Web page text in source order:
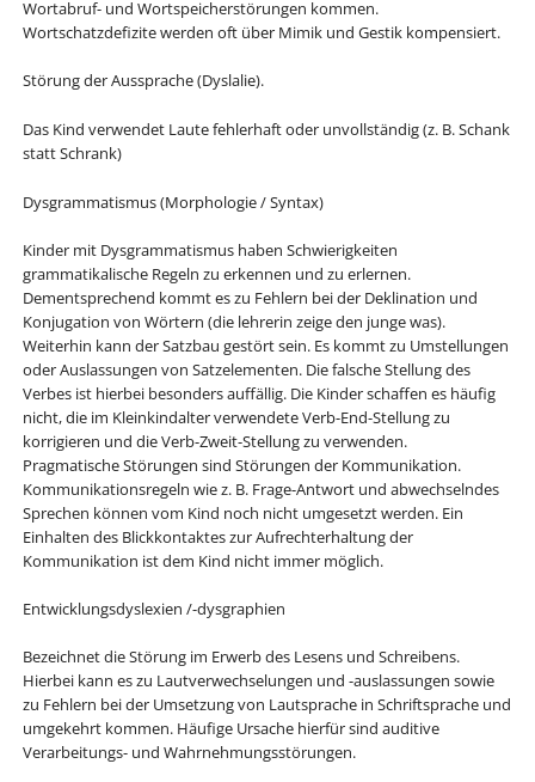
Wortabruf- und Wortspeicherstörungen kommen.
Wortschatzdefizite werden oft über Mimik und Gestik kompensiert.
Störung der Aussprache (Dyslalie).
Das Kind verwendet Laute fehlerhaft oder unvollständig (z. B. Schank
statt Schrank)
Dysgrammatismus (Morphologie / Syntax)
Kinder mit Dysgrammatismus haben Schwierigkeiten
grammatikalische Regeln zu erkennen und zu erlernen.
Dementsprechend kommt es zu Fehlern bei der Deklination und
Konjugation von Wörtern (die lehrerin zeige den junge was).
Weiterhin kann der Satzbau gestört sein. Es kommt zu Umstellungen
oder Auslassungen von Satzelementen. Die falsche Stellung des
Verbes ist hierbei besonders auffällig. Die Kinder schaffen es häufig
nicht, die im Kleinkindalter verwendete Verb-End-Stellung zu
korrigieren und die Verb-Zweit-Stellung zu verwenden.
Pragmatische Störungen sind Störungen der Kommunikation.
Kommunikationsregeln wie z. B. Frage-Antwort und abwechselndes
Sprechen können vom Kind noch nicht umgesetzt werden. Ein
Einhalten des Blickkontaktes zur Aufrechterhaltung der
Kommunikation ist dem Kind nicht immer möglich.
Entwicklungsdyslexien /-dysgraphien
Bezeichnet die Störung im Erwerb des Lesens und Schreibens.
Hierbei kann es zu Lautverwechselungen und -auslassungen sowie
zu Fehlern bei der Umsetzung von Lautsprache in Schriftsprache und
umgekehrt kommen. Häufige Ursache hierfür sind auditive
Verarbeitungs- und Wahrnehmungsstörungen.